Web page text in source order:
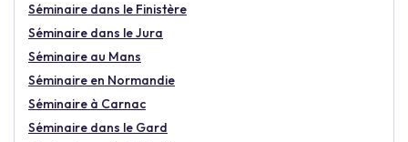
Séminaire dans le Finistère
Séminaire dans le Jura
Séminaire au Mans
Séminaire en Normandie
Séminaire à Carnac
Séminaire dans le Gard